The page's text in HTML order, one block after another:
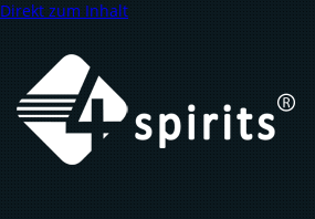
Direkt zum Inhalt